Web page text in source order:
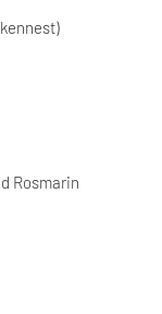
Rosmarin